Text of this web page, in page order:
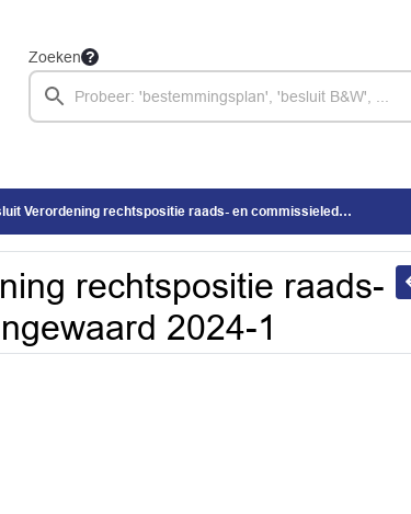
Zoeken
Verordening rechtspositie raads- en commissieleden Lingewaard 2024-1
rechtspositie raads-
2024-1